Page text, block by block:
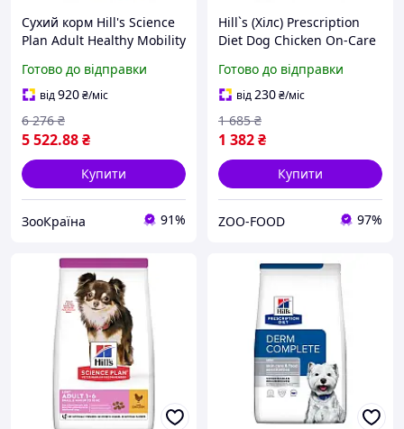
Сухий корм Hill's Science
Plan Adult Healthy Mobility
куркою 14 кг
Готово до відправки
від920₴/міс
5 522.88₴
6 276 ₴
Купити
ЗооКраїна 91%
Hill`s (Хiлс) Prescription
Diet Dog Chicken On-Care
лікувальний корм для
дорослих собак усіх порід
при
Готово до відправки
від230₴/міс
1 382₴
1 685 ₴
Купити
ZOO-FOOD 97%